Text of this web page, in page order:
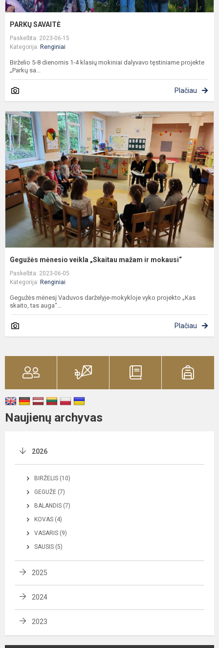
PARKŲ SAVAITĖ
Paskelbta: 2023-06-15
Kategorija: Renginiai
Birželio 5-8 dienomis 1-4 klasių mokiniai dalyvavo tęstiniame projekte
„Parkų sa...
Plačiau
Gegužės mėnesio veikla „Skaitau mažam ir mokausi“
Paskelbta: 2023-06-05
Kategorija: Renginiai
Gegužės mėnesį Vaduvos darželyje-mokykloje vyko projekto „Kas
skaito, tas auga“...
Plačiau
Naujienų archyvas
2026
BIRŽELIS (10)
GEGUŽĖ (7)
BALANDIS (7)
KOVAS (4)
VASARIS (9)
SAUSIS (5)
2025
2024
2023